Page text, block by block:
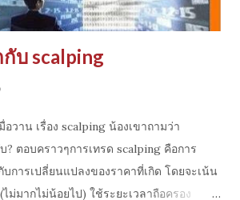
บ scalping
อวาน เรื่อง scalping น้องเขาถามว่า
? ตอบคราวๆการเทรด scalping คือการ
การเปลี่ยนแปลงของราคาที่เกิด โดยจะเน้น
ม่มากไม่น้อยไป) ใช้ระยะเวลาถือครอง